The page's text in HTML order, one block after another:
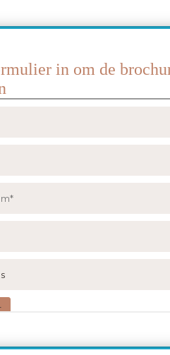
in om de